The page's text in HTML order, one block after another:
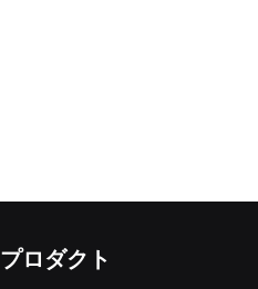
プロダクト